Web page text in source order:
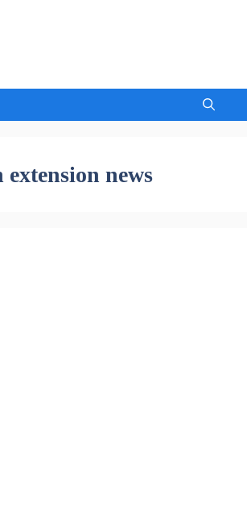
news